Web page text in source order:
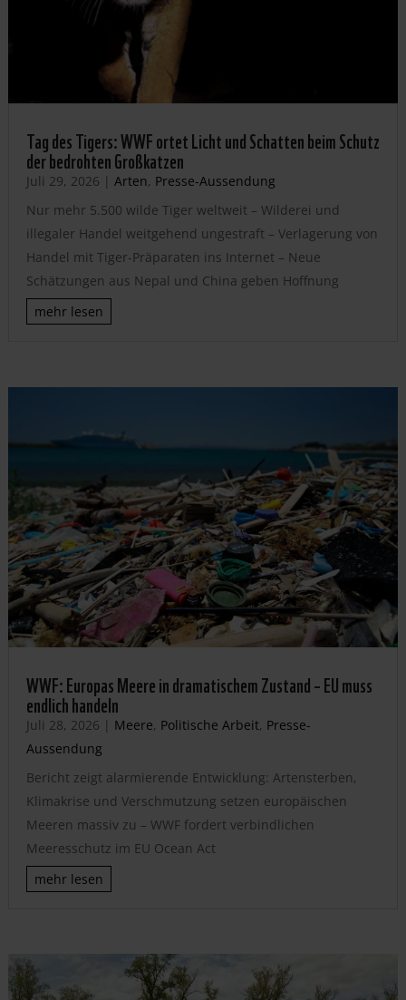
Tag des Tigers: WWF ortet Licht und Schatten beim Schutz
der bedrohten Großkatzen
Juli 29, 2026 | Arten, Presse-Aussendung
Nur mehr 5.500 wilde Tiger weltweit – Wilderei und
illegaler Handel weitgehend ungestraft – Verlagerung von
Handel mit Tiger-Präparaten ins Internet – Neue
Schätzungen aus Nepal und China geben Hoffnung
mehr lesen
WWF: Europas Meere in dramatischem Zustand – EU muss
endlich handeln
Juli 28, 2026 | Meere, Politische Arbeit, Presse-
Aussendung
Bericht zeigt alarmierende Entwicklung: Artensterben,
Klimakrise und Verschmutzung setzen europäischen
Meeren massiv zu – WWF fordert verbindlichen
Meeresschutz im EU Ocean Act
mehr lesen